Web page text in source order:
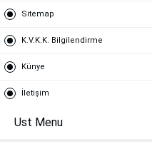
Sitemap
K.V.K.K. Bilgilendirme
Künye
İletişim
Ust Menu